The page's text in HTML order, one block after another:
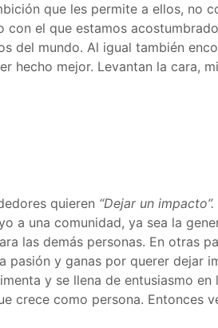
que les permite a ellos, no
el que estamos
del mundo. Al igual también
hecho mejor. Levantan la cara,
quieren “Dejar un impacto”.
a una comunidad, ya sea la
las demás personas. En otras
y ganas por querer dejar
y se llena de entusiasmo
crece como persona. Entonces